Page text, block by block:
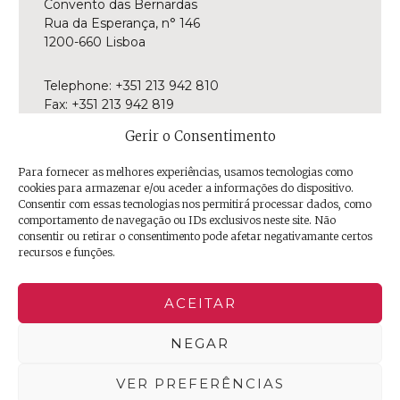
Gerir o Consentimento
Para fornecer as melhores experiências, usamos tecnologias como
cookies para armazenar e/ou aceder a informações do dispositivo.
Consentir com essas tecnologias nos permitirá processar dados, como
comportamento de navegação ou IDs exclusivos neste site. Não
consentir ou retirar o consentimento pode afetar negativamante certos
recursos e funções.
ACEITAR
NEGAR
VER PREFERÊNCIAS
Convento das Bernardas
Rua da Esperança, n° 146
1200-660 Lisboa
Telephone: +351 213 942 810
Fax: +351 213 942 819
Aberto de terça-feira a domingo
Das 10h às 18h
Última entrada às 17h30
Facebook
TwitterInstagram
Trip
Animação Cultural. Todos os direitos reservados.